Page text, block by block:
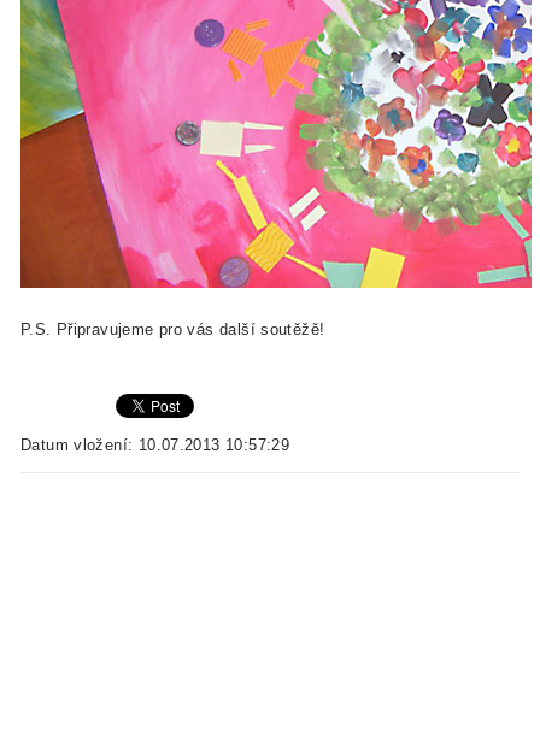
P.S. Připravujeme pro vás další soutěžě!
Datum vložení: 10.07.2013 10:57:29